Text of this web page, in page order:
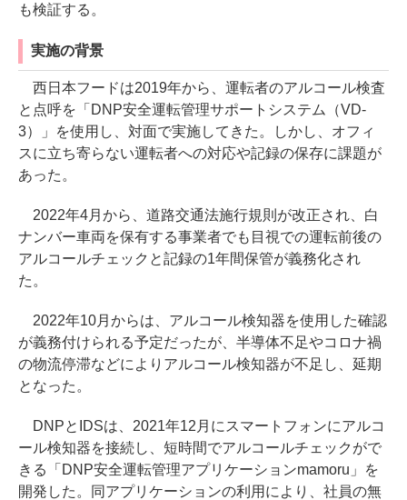
も検証する。
実施の背景
西日本フードは2019年から、運転者のアルコール検査
と点呼を「DNP安全運転管理サポートシステム（VD-
3）」を使用し、対面で実施してきた。しかし、オフィ
スに立ち寄らない運転者への対応や記録の保存に課題が
あった。
2022年4月から、道路交通法施行規則が改正され、白
ナンバー車両を保有する事業者でも目視での運転前後の
アルコールチェックと記録の1年間保管が義務化され
た。
2022年10月からは、アルコール検知器を使用した確認
が義務付けられる予定だったが、半導体不足やコロナ禍
の物流停滞などによりアルコール検知器が不足し、延期
となった。
DNPとIDSは、2021年12月にスマートフォンにアルコ
ール検知器を接続し、短時間でアルコールチェックがで
きる「DNP安全運転管理アプリケーションmamoru」を
開発した。同アプリケーションの利用により、社員の無